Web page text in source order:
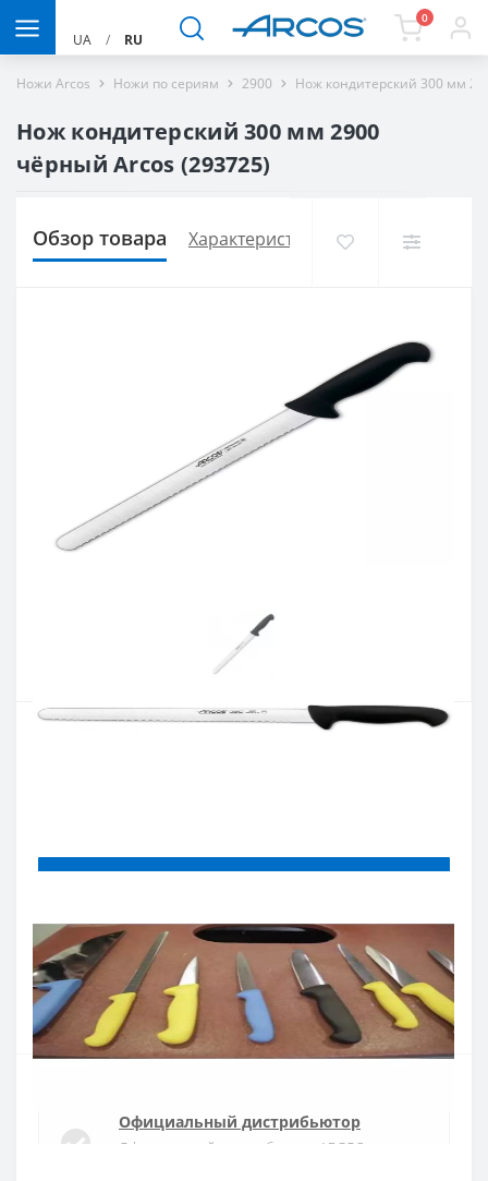
UA / RU
0
Ножи Arcos Ножи по сериям 2900 Нож кондитерский 300 мм
Нож кондитерский 300 мм 2900
чёрный Arcos (293725)
Обзор товара Характеристики Доставка и
Купить в один клик
Введите номер телефона и мы перезвоним
Купить
Официальный дистрибьютор
Официальный дистрибьютор ARCOS в